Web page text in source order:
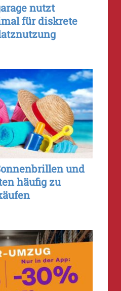
nutzt
für diskrete
und
häufig zu